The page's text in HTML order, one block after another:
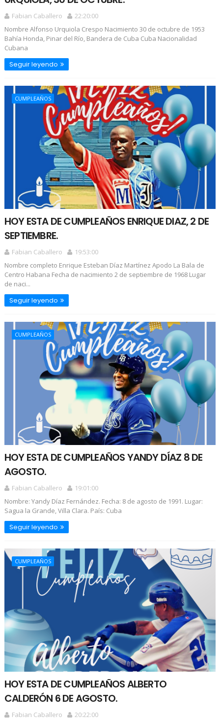
Fabian Caballero
22:20:00
Nombre Alfonso Urquiola Crespo Nacimiento 30 de octubre de 1953
Bahía Honda, Pinar del Río, Bandera de Cuba Cuba Nacionalidad
Cubana
Seguir leyendo
CUMPLEAÑOS
HOY ESTA DE CUMPLEAÑOS ENRIQUE DIAZ, 2 DE
SEPTIEMBRE.
Fabian Caballero
19:53:00
Nombre completo Enrique Esteban Díaz Martínez Apodo La Bala de
Centro Habana Fecha de nacimiento 2 de septiembre de 1968 Lugar
de naci...
Seguir leyendo
CUMPLEAÑOS
HOY ESTA DE CUMPLEAÑOS YANDY DÍAZ 8 DE
AGOSTO.
Fabian Caballero
19:01:00
Nombre: Yandy Díaz Fernández. Fecha: 8 de agosto de 1991. Lugar:
Sagua la Grande, Villa Clara. País: Cuba
Seguir leyendo
CUMPLEAÑOS
HOY ESTA DE CUMPLEAÑOS ALBERTO
CALDERÓN 6 DE AGOSTO.
Fabian Caballero
20:22:00